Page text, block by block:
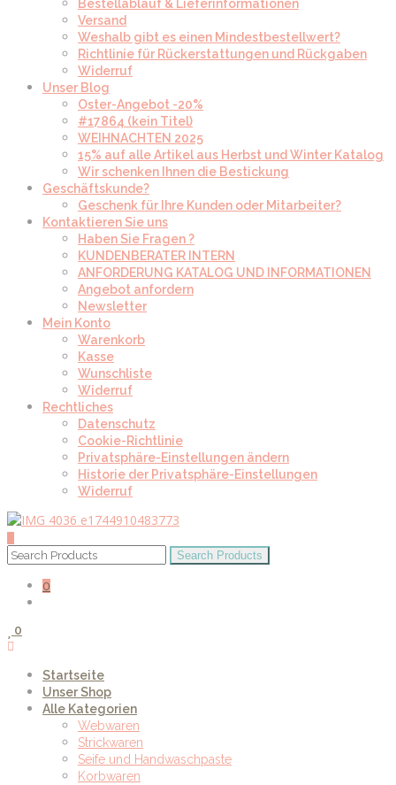
Bestellablauf & Lieferinformationen
Versand
Weshalb gibt es einen Mindestbestellwert?
Richtlinie für Rückerstattungen und Rückgaben
Widerruf
Unser Blog
Oster-Angebot -20%
#17864 (kein Titel)
WEIHNACHTEN 2025
15% auf alle Artikel aus Herbst und Winter Katalog
Wir schenken Ihnen die Bestickung
Geschäftskunde?
Geschenk für Ihre Kunden oder Mitarbeiter?
Kontaktieren Sie uns
Haben Sie Fragen ?
KUNDENBERATER INTERN
ANFORDERUNG KATALOG UND INFORMATIONEN
Angebot anfordern
Newsletter
Mein Konto
Warenkorb
Kasse
Wunschliste
Widerruf
Rechtliches
Datenschutz
Cookie-Richtlinie
Privatsphäre-Einstellungen ändern
Historie der Privatsphäre-Einstellungen
Widerruf
0
0
Startseite
Unser Shop
Alle Kategorien
Webwaren
Strickwaren
Seife und Handwaschpaste
Korbwaren